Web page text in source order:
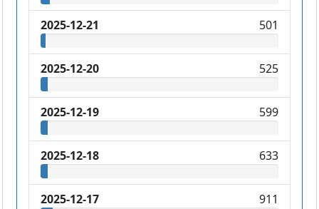
2025-12-21 501
2025-12-20 525
2025-12-19 599
2025-12-18 633
2025-12-17 911